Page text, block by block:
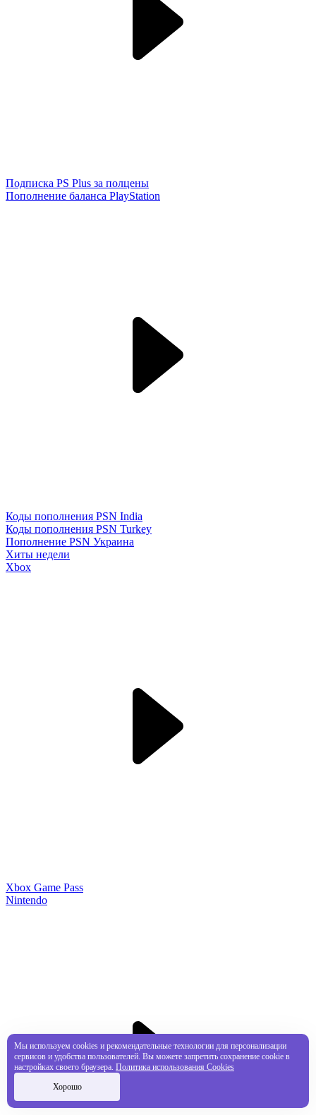
Подписка PS Plus за полцены
Пополнение баланса PlayStation
Коды пополнения PSN India
Коды пополнения PSN Turkey
Пополнение PSN Украина
Хиты недели
Xbox
Xbox Game Pass
Nintendo
Мы используем cookies и рекомендательные технологии для персонализации
сервисов и удобства пользователей. Вы можете запретить сохранение cookie в
настройках своего браузера. Политика использования Cookies
Хорошо